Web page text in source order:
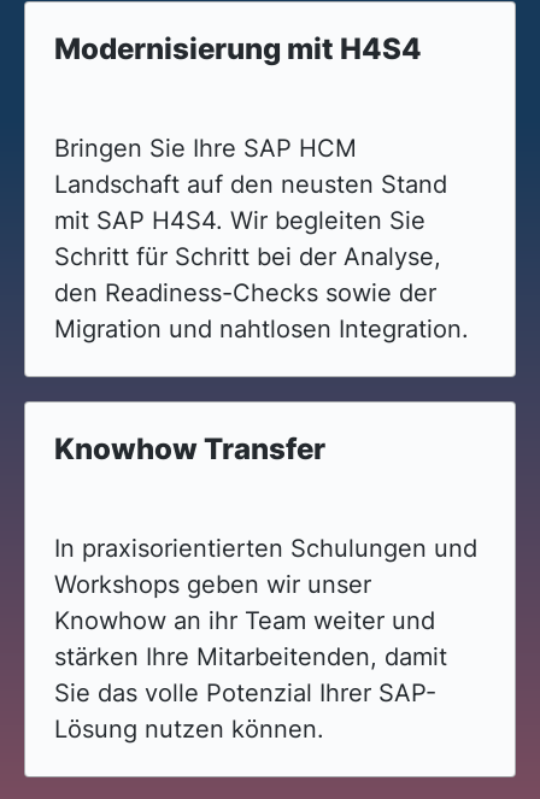
Modernisierung mit H4S4
Bringen Sie Ihre SAP HCM
Landschaft auf den neusten Stand
mit SAP H4S4. Wir begleiten Sie
Schritt für Schritt bei der Analyse,
den Readiness-Checks sowie der
Migration und nahtlosen Integration.
Knowhow Transfer
In praxisorientierten Schulungen und
Workshops geben wir unser
Knowhow an ihr Team weiter und
stärken Ihre Mitarbeitenden, damit
Sie das volle Potenzial Ihrer SAP-
Lösung nutzen können.